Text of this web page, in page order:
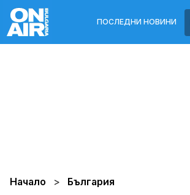
ПОСЛЕДНИ НОВИНИ
Начало България